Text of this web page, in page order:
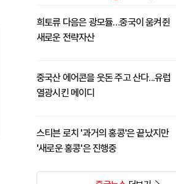
희토류 다음은 광모듈…중국이 움켜쥔
새로운 전략자산
중국산 에어콘을 웃돈 주고 산다...유럽
열광시킨 메이디
스티븐 로치 '과거의 홍콩'은 끝났지만
'새로운 홍콩'은 진행중